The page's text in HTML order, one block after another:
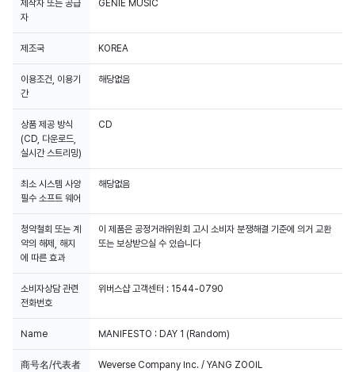
제작자 또는 공급
자
GENIE MUSIC
제조국 KOREA
이용조건, 이용기
간
해당없음
상품 제공 방식
(CD, 다운로드,
실시간 스트리밍)
CD
최소 시스템 사양
필수 소프트 웨어
해당없음
청약철회 또는 계
약의 해제, 해지
에 따른 효과
이 제품은 공정거래위원회 고시 소비자 분쟁해결 기준에 의거 교환
또는 보상받으실 수 있습니다
소비자상담 관련
전화번호
위버스샵 고객센터 : 1544-0790
Name MANIFESTO : DAY 1 (Random)
商号名/代表者 Weverse Company Inc. / YANG ZOOIL